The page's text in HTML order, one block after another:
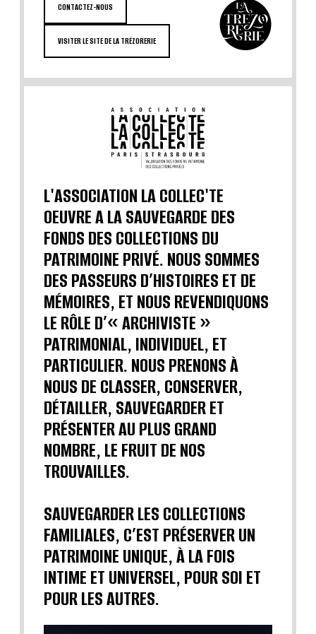
CONTACTEZ-NOUS
VISITER LE SITE DE LA TRÉZORERIE
L'ASSOCIATION LA COLLEC'TE
OEUVRE A LA SAUVEGARDE DES
FONDS DES COLLECTIONS DU
PATRIMOINE PRIVÉ. NOUS SOMMES
DES PASSEURS D’HISTOIRES ET DE
MÉMOIRES, ET NOUS REVENDIQUONS
LE RÔLE D’« ARCHIVISTE »
PATRIMONIAL, INDIVIDUEL, ET
PARTICULIER. NOUS PRENONS À
NOUS DE CLASSER, CONSERVER,
DÉTAILLER, SAUVEGARDER ET
PRÉSENTER AU PLUS GRAND
NOMBRE, LE FRUIT DE NOS
TROUVAILLES.
SAUVEGARDER LES COLLECTIONS
FAMILIALES, C’EST PRÉSERVER UN
PATRIMOINE UNIQUE, À LA FOIS
INTIME ET UNIVERSEL, POUR SOI ET
POUR LES AUTRES.